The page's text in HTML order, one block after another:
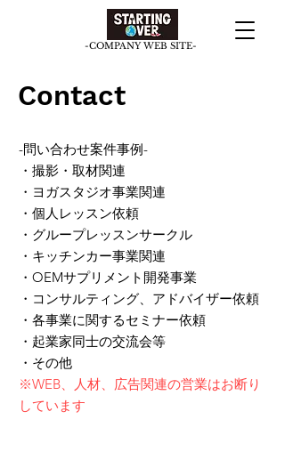
​-COMPANY WEB SITE-
Contact
-問い合わせ案件事例-
・撮影・取材関連
・ヨガスタジオ事業関連
・個人レッスン依頼
・グループレッスンサークル
・キッチンカー事業関連
・OEMサプリメント開発事業
・コンサルティング、アドバイザー依頼
​・各事業に関するセミナー依頼
・起業家同士の交流会等
​・その他
※WEB、人材、広告関連の営業はお断り
しています